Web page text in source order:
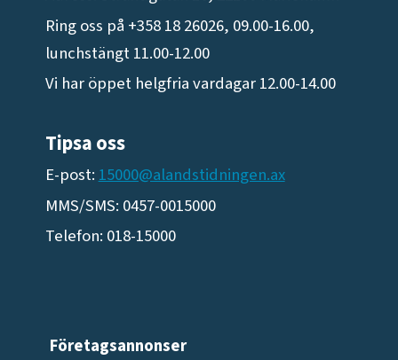
Ring oss på +358 18 26026, 09.00-16.00,
lunchstängt 11.00-12.00
Vi har öppet helgfria vardagar 12.00-14.00
Tipsa oss
E-post: 15000@alandstidningen.ax
MMS/SMS: 0457-0015000
Telefon: 018-15000
Företagsannonser